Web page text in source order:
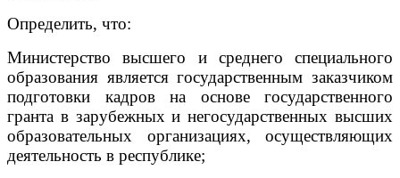
Определить, что:
Министерство высшего и среднего специального
образования является государственным заказчиком
подготовки кадров на основе государственного
гранта в зарубежных и негосударственных высших
образовательных организациях, осуществляющих
деятельность в республике;